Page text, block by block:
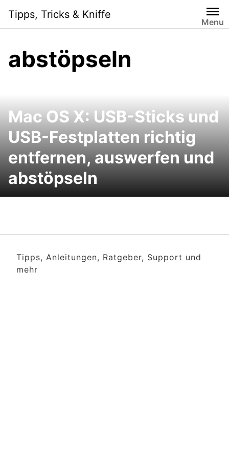
content
Tipps, Tricks & Kniffe
Menu
abstöpseln
Mac OS X: USB-Sticks und
USB-Festplatten richtig
entfernen, auswerfen und
abstöpseln
Tipps, Anleitungen, Ratgeber, Support und
mehr